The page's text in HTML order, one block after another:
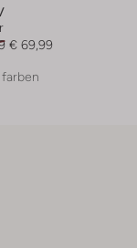
€ 69,99